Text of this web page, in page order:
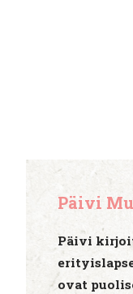
Päivi
Päivi
ovat